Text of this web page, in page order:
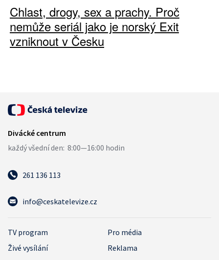
Chlast, drogy, sex a prachy. Proč
nemůže seriál jako je norský Exit
vzniknout v Česku
261 136 113
info@ceskatelevize.cz
TV program
Pro média
Živé vysílání
Reklama